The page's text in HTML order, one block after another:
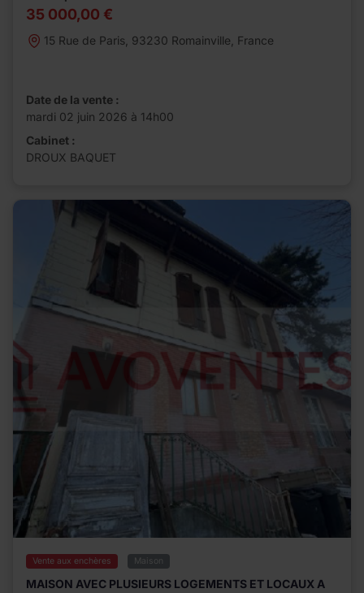
35 000,00 €
15 Rue de Paris, 93230 Romainville, France
Date de la vente :
mardi 02 juin 2026 à 14h00
Cabinet :
DROUX BAQUET
Vente aux enchères Maison
MAISON AVEC PLUSIEURS LOGEMENTS ET LOCAUX A